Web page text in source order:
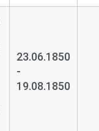
23.06.1850
-
19.08.1850